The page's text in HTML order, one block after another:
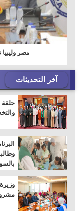
مصر
آخر التحديثات
حلقة